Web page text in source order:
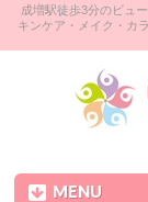
成増駅徒歩3分のビュ
キンケア・メイク・カ
MENU